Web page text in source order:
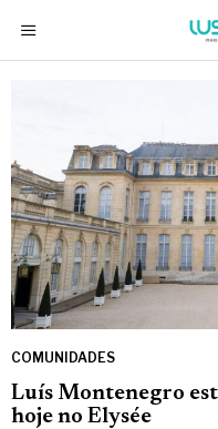
COMUNIDADES
Luís Montenegro
hoje no Elysée